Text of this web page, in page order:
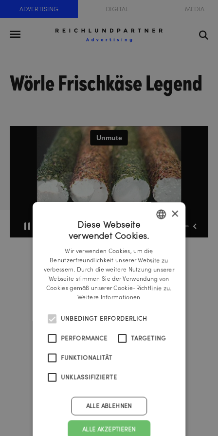
ADVERTISING DIGITAL MEDIA
Wörle Frischkäse Legend
Reichl und Partner Linz
A-4020 Linz
Tel.:+43 732 666 222
linz@reichlundpartner.at
Reichl und Partner Wien
Franz-Josefs-Kai 47
vienna@reichlundpartner.at
Reichl und Partner Graz
GERMAN
×
Diese Webseite
verwendet Cookies.
Wir verwenden Cookies, um die
Benutzerfreundlichkeit unserer Website zu
verbessern. Durch die weitere Nutzung unserer
Webseite stimmen Sie der Verwendung von
Cookies gemäß unserer Cookie-Richtlinie zu.
Weitere Informationen
UNBEDINGT ERFORDERLICH
PERFORMANCE TARGETING
FUNKTIONALITÄT
UNKLASSIFIZIERTE
ALLE AKZEPTIEREN
ALLE ABLEHNEN